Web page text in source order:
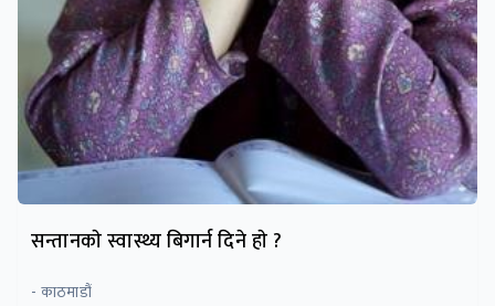
सन्तानकाे स्वास्थ्य बिगार्न दिने हाे ?
- काठमाडौं